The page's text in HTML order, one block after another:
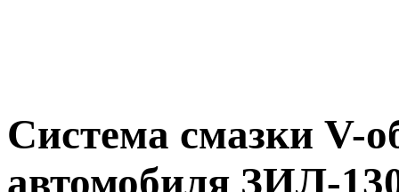
Система смазки V-
автомобиля ЗИЛ-